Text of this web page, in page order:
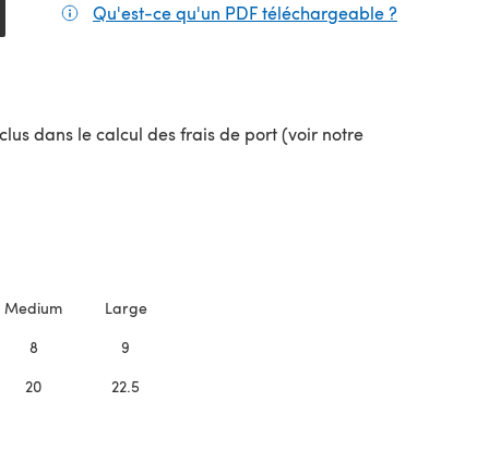
Qu'est-ce qu'un PDF téléchargeable ?
dans le calcul des frais de port (voir notre
onglet)
Medium Large
8 9
20 22.5